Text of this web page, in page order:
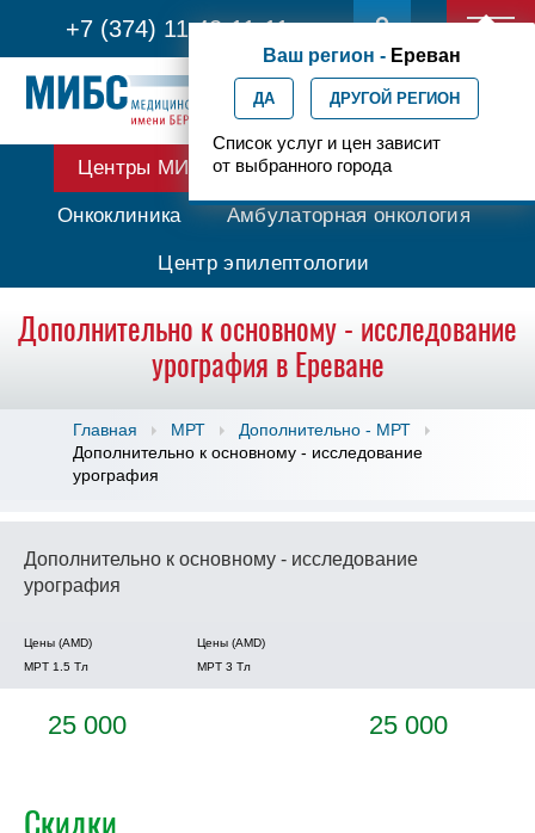
+7 (374) 11 42-11-11
Ваш регион - Ереван
ДА ДРУГОЙ РЕГИОН
Список услуг и цен зависит
от выбранного города
Центры МИБС Протонная терапия
Онкоклиника Амбулаторная онкология
Центр эпилептологии
Дополнительно к основному - исследование
урография в Ереване
Главная МРТ
Дополнительно - МРТ
Дополнительно к основному - исследование
урография
Дополнительно к основному - исследование
урография
Цены (AMD)
МРТ 1.5 Tл
Цены (AMD)
МРТ 3 Tл
25 000 25 000
Скидки